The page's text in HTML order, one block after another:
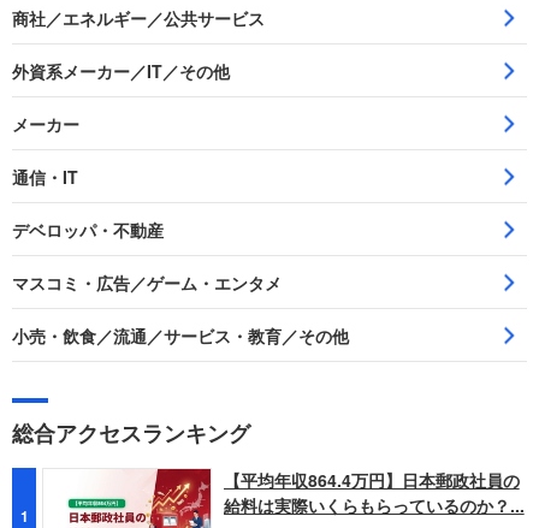
商社／エネルギー／公共サービス
外資系メーカー／IT／その他
メーカー
通信・IT
デベロッパ・不動産
マスコミ・広告／ゲーム・エンタメ
小売・飲食／流通／サービス・教育／その他
総合アクセスランキング
1
【平均年収864.4万円】日本郵政社員の
給料は実際いくらもらっているのか？...